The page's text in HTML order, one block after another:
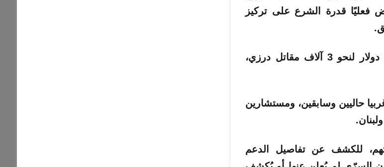
فعليًا قدرة الشرع على تركيز
كما يقدّم إسرائيليون رواتب شهرية تتراوح بين 100 و200 دولار لنحو 3 آلاف مقاتل درزي،
إسرائيليا وغربيا حاليين وسابقين، ومستشارين
للكشف عن تفاصيل الدعم